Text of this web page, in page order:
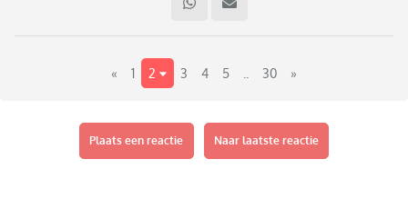
kinderen wel íets in het thema hadden, al was het maar
alleen vlaggetjesschmink. Zucht... ouders die iets
soortgelijks hebben meegemaakt? En hoe erg is het nou
eigenlijk? Voor volgend jaar heb ik uiteraard beterschap
« 1 2 3 4 5 30 »
Plaats een reactie Naar laatste reactie